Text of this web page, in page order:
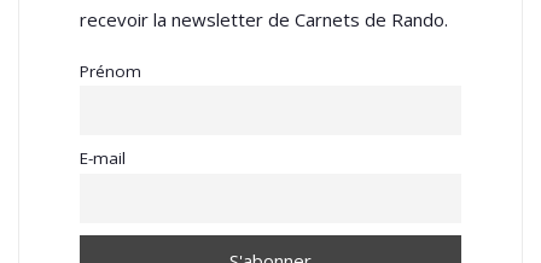
recevoir la newsletter de Carnets de Rando.
Prénom
E-mail